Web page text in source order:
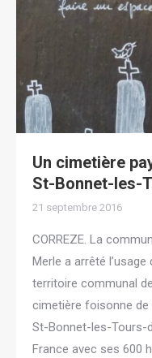
Un cimetière
St-Bonnet-les-
21 septembre 2016
CORREZE. La
Merle a arrêté
territoire communal
cimetière foisonne de
St-Bonnet-les-Tours-
France avec ses 600